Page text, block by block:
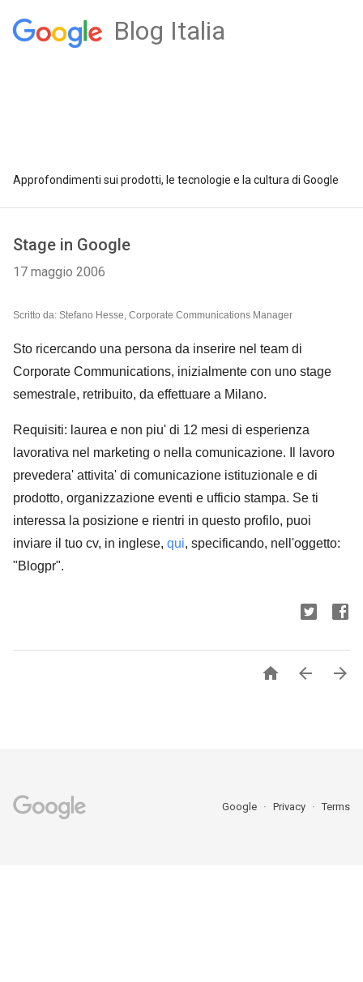
Blog Italia
Approfondimenti sui prodotti, le tecnologie e la cultura di Google
Stage in Google
17 maggio 2006
Scritto da: Stefano Hesse, Corporate Communications Manager
Sto ricercando una persona da inserire nel team di
Corporate Communications, inizialmente con uno stage
semestrale, retribuito, da effettuare a Milano.
Requisiti: laurea e non piu' di 12 mesi di esperienza
lavorativa nel marketing o nella comunicazione. Il lavoro
prevedera' attivita' di comunicazione istituzionale e di
prodotto, organizzazione eventi e ufficio stampa. Se ti
interessa la posizione e rientri in questo profilo, puoi
inviare il tuo cv, in inglese, qui, specificando, nell'oggetto:
"Blogpr".
  
Google Privacy Terms